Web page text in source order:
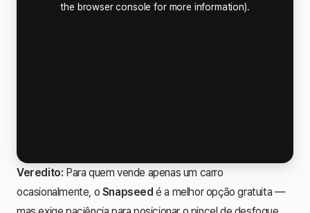
Veredito: Para quem vende apenas um carro
ocasionalmente, o Snapseed é a melhor opção gratuita —